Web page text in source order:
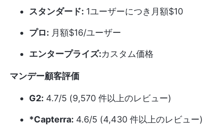
スタンダード: 1ユーザーにつき月額$10
プロ: 月額$16/ユーザー
エンタープライズ:カスタム価格
マンデー顧客評価
G2: 4.7/5 (9,570 件以上のレビュー)
*Capterra: 4.6/5 (4,430 件以上のレビュー)